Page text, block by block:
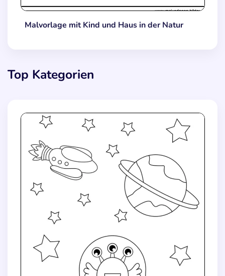
Malvorlage mit Kind und Haus in der Natur
Top Kategorien